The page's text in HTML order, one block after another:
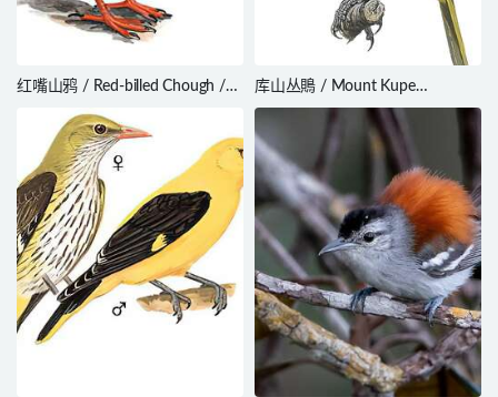
红嘴山鸦 / Red-billed Chough /
库山丛鵙 / Mount Kupe
Bushshrike / Chlorophoneus
kupeensis